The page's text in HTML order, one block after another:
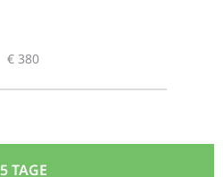
€ 380
5 TAGE